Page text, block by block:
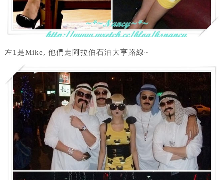
左1是Mike, 他們走阿拉伯石油大亨路線~